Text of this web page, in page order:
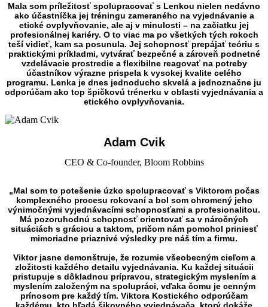
Mala som príležitosť spolupracovať s Lenkou nielen nedávno
ako účastníčka jej tréningu zameraného na vyjednávanie a
etické ovplyvňovanie, ale aj v minulosti – na začiatku jej
profesionálnej kariéry. O to viac ma po všetkých tých rokoch
teší vidieť, kam sa posunula. Jej schopnosť prepájať teóriu s
praktickými príkladmi, vytvárať bezpečné a zároveň podnetné
vzdelávacie prostredie a flexibilne reagovať na potreby
účastníkov výrazne prispela k vysokej kvalite celého
programu. Lenka je dnes jednoducho skvelá a jednoznačne ju
odporúčam ako top špičkovú trénerku v oblasti vyjednávania a
etického ovplyvňovania.
Adam Cvik
CEO & Co-founder, Bloom Robbins
„Mal som to potešenie úzko spolupracovať s Viktorom počas
komplexného procesu rokovaní a bol som ohromený jeho
výnimočnými vyjednávacími schopnosťami a profesionalitou.
Má pozoruhodnú schopnosť orientovať sa v náročných
situáciách s gráciou a taktom, pričom nám pomohol priniesť
mimoriadne priaznivé výsledky pre náš tím a firmu.
Viktor jasne demonštruje, že rozumie všeobecným cieľom a
zložitosti každého detailu vyjednávania. Ku každej situácii
pristupuje s dôkladnou prípravou, strategickým myslením a
myslením založeným na spolupráci, vďaka čomu je cenným
prínosom pre každý tím. Viktora Kostického odporúčam